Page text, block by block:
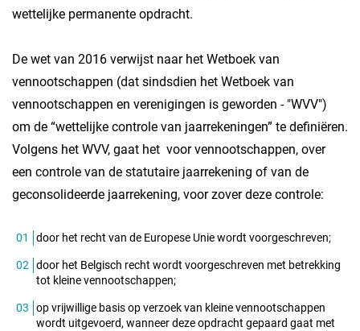
wettelijke permanente opdracht.
De wet van 2016 verwijst naar het Wetboek van
vennootschappen (dat sindsdien het Wetboek van
vennootschappen en verenigingen is geworden - "WVV")
om de “wettelijke controle van jaarrekeningen” te definiëren.
Volgens het WVV, gaat het voor vennootschappen, over
een controle van de statutaire jaarrekening of van de
geconsolideerde jaarrekening, voor zover deze controle:
door het recht van de Europese Unie wordt voorgeschreven;
door het Belgisch recht wordt voorgeschreven met betrekking
tot kleine vennootschappen;
op vrijwillige basis op verzoek van kleine vennootschappen
wordt uitgevoerd, wanneer deze opdracht gepaard gaat met